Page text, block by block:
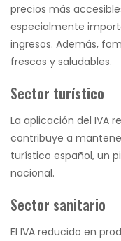
precios más
especialmente
ingresos. Además,
frescos y saludables.
Sector turístico
La aplicación del IVA
contribuye a
turístico español, un
nacional.
Sector sanitario
El IVA reducido en